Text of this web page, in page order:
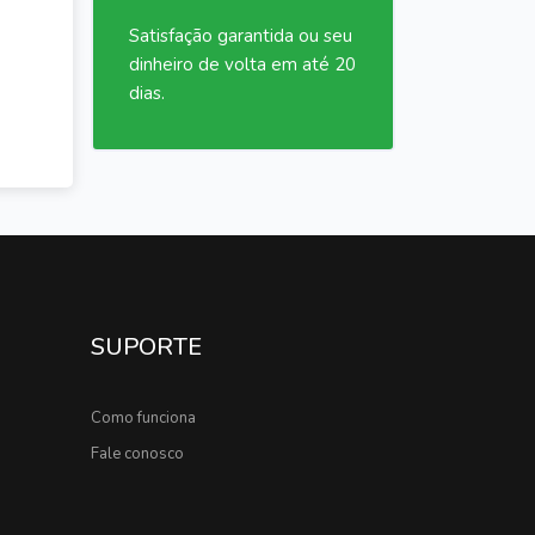
Satisfação garantida ou seu
dinheiro de volta em até 20
dias.
SUPORTE
Como funciona
Fale conosco